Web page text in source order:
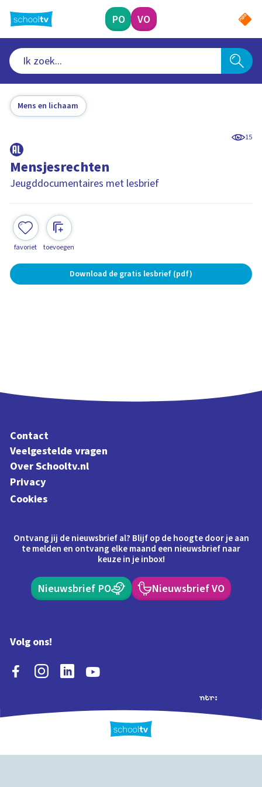
naar
hoofdinhoud
PO VO
Mens en lichaam
15
Mensjesrechten
Jeugddocumentaires met lesbrief
favoriet toevoegen
Download de gratis lesbrief (pdf)
Contact
Veelgestelde vragen
Over Schooltv.nl
Privacy
Cookies
Ontvang jij de nieuwsbrief al? Blijf op de hoogte door je aan
te melden en ontvang elke maand een nieuwsbrief naar
keuze in je inbox!
Nieuwsbrief PO Nieuwsbrief VO
Volg ons!